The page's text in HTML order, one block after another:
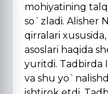
mohiyatining
so`zladi. Alisher
qirralari
asoslari haqida
yuritdi. Tadbirda
va shu